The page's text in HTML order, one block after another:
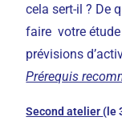
cela sert-il ? De
faire votre
prévisions
Prérequis
Second atelier (le